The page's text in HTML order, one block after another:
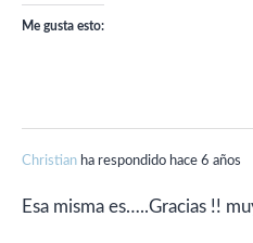
Me gusta esto:
Christian ha respondido hace 6 años
Esa misma es…..Gracias !!